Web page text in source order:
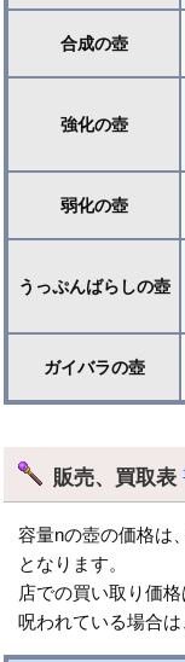
合成の壺
強化の壺
弱化の壺
うっぷんばらしの壺
ガイバラの壺
販売、買取表
容量nの壺の価格は
となります。
店での買い取り価格
呪われている場合は